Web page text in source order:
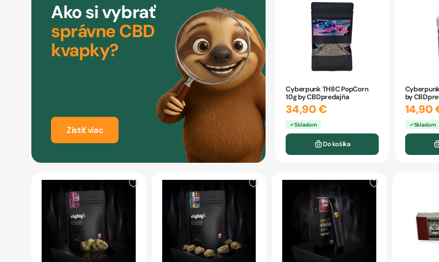
Ako si vybrať
správne CBD
kvapky?
Zistiť viac
Cyberpunk TH8C PopCorn
10g by CBDpredajňa
34,90 €
Skladom
Do košíka
by
14,90
Skladom